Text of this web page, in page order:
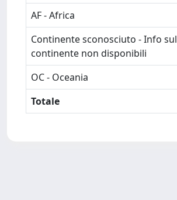
AF - Africa
Continente sconosciuto - Info sul
continente non disponibili
OC - Oceania
Totale